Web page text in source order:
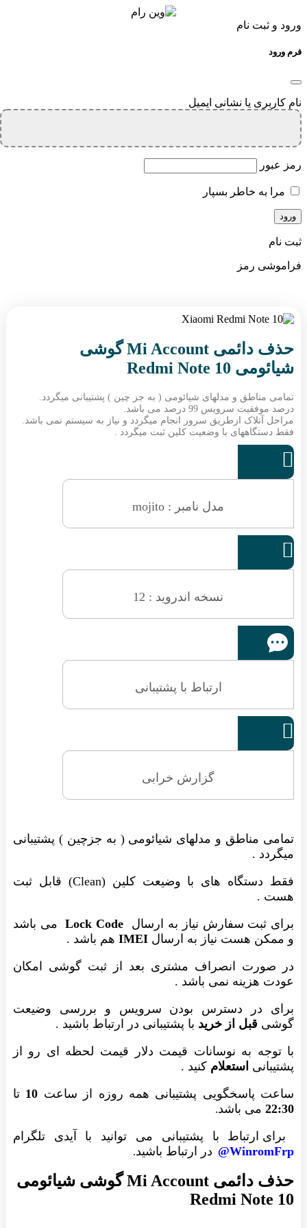
ورود و ثبت نام
فرم ورود
نام کاربری یا نشانی ایمیل
رمز عبور
مرا به خاطر بسپار
ثبت نام
فراموشی رمز
حذف دائمی Mi Account گوشی
شیائومی Redmi Note 10
تمامی مناطق و مدلهای شیائومی ( به جز چین ) پشتیبانی میگردد.
درصد موفقیت سرویس 99 درصد می باشد.
مراحل آنلاک ازطریق سرور انجام میگردد و نیاز به سیستم نمی باشد.
فقط دستگاههای با وضعیت کلین ثبت میگردد .

مدل نامبر : mojito

نسخه اندروید : 12
ارتباط با پشتیبانی

گزارش خرابی
تمامی مناطق و مدلهای شیائومی ( به جزچین ) پشتیبانی
میگردد .
فقط دستگاه های با وضیعت کلین (Clean) قابل ثبت
هست .
برای ثبت سفارش نیاز به ارسال Lock Codeمی باشد
و ممکن هست نیاز به ارسال IMEIهم باشد .
در صورت انصراف مشتری بعد از ثبت گوشی امکان
عودت هزینه نمی باشد .
برای در دسترس بودن سرویس و بررسی وضیعت
گوشی قبل از خرید با پشتیبانی در ارتباط باشید .
با توجه به نوسانات قیمت دلار قیمت لحظه ای رو از
پشتیبانی استعلام کنید .
ساعت پاسخگویی پشتیبانی همه روزه از ساعت 10 تا
22:30می باشد.
برای ارتباط با پشتیبانی می توانید با آیدی تلگرام
WinromFrp@
در ارتباط باشید.
حذف دائمی Mi Account گوشی شیائومی
Redmi Note 10